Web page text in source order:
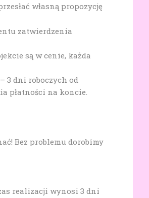
własną propozycję
zatwierdzenia
są w cenie, każda
3 dni roboczych od
płatności na koncie.
Bez problemu dorobimy
realizacji wynosi 3 dni